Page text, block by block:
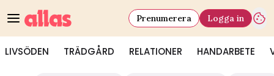
LIVSÖDEN TRÄDGÅRD RELATIONER HANDARBETE
Prenumerera Logga in